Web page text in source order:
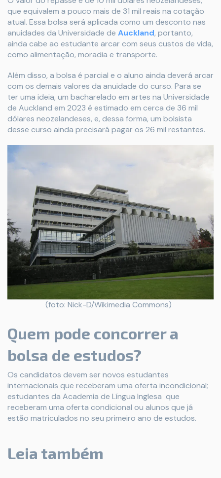
que equivalem a pouco mais de 31 mil reais na cotação
atual. Essa bolsa será aplicada como um desconto nas
anuidades da Universidade de Auckland, portanto,
ainda cabe ao estudante arcar com seus custos de vida,
como alimentação, moradia e transporte.
Além disso, a bolsa é parcial e o aluno ainda deverá arcar
com os demais valores da anuidade do curso. Para se
ter uma ideia, um bacharelado em artes na Universidade
de Auckland em 2023 é estimado em cerca de 36 mil
dólares neozelandeses, e, dessa forma, um bolsista
desse curso ainda precisará pagar os 26 mil restantes.
(foto: Nick-D/Wikimedia Commons)
Quem pode concorrer a
bolsa de estudos?
Os candidatos devem ser novos estudantes
internacionais que receberam uma oferta incondicional;
estudantes da Academia de Língua Inglesa que
receberam uma oferta condicional ou alunos que já
estão matriculados no seu primeiro ano de estudos.
Leia também